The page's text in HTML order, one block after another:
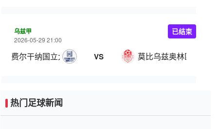
乌兹甲
2026-05-29 21:00
费尔干纳国立大学 VS 莫比乌兹奥林匹克
已结束
热门足球新闻